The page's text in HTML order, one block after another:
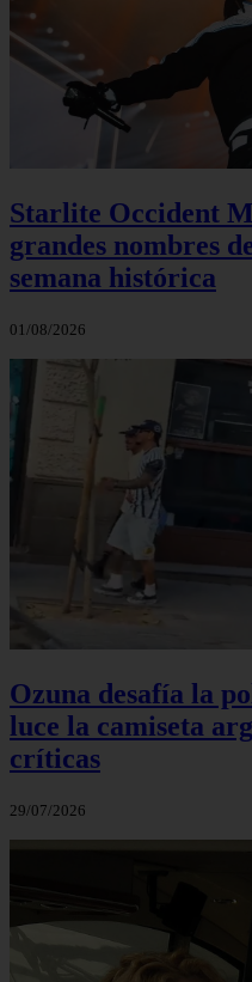
Starlite Occident
grandes nombres
semana histórica
01/08/2026
Ozuna desafía la
luce la camiseta
críticas
29/07/2026